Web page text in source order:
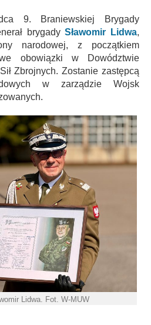
9. Braniewskiej Brygady
brygadySławomir Lidwa,
narodowej, z początkiem
obowiązki w Dowództwie
Zbrojnych. Zostanie zastępcą
w zarządzie Wojsk
Lidwa. Fot. W-MUW